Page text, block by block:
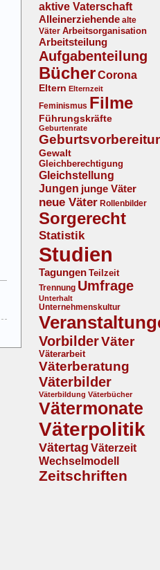
aktive Vaterschaft
Alleinerziehende alte
Väter Arbeitsorganisation
Arbeitsteilung
Aufgabenteilung
BücherCorona
Eltern Elternzeit
Feminismus Filme
Führungskräfte
Geburtenrate
Gewalt
Gleichberechtigung
Gleichstellung
Jungen junge Väter
neue Väter Rollenbilder
Sorgerecht
Statistik
Studien
Tagungen Teilzeit
Trennung Umfrage
Unterhalt
Unternehmenskultur
VorbilderVäter
Väterarbeit
Väterberatung
Väterbilder
Väterbildung Väterbücher
Vätermonate
Väterpolitik
Vätertag Väterzeit
Wechselmodell
Zeitschriften